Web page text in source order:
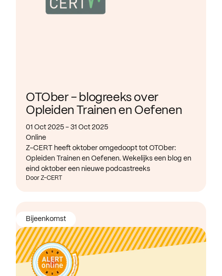
OTOber - blogreeks over
Opleiden Trainen en Oefenen
01 Oct 2025 - 31 Oct 2025
Online
Z-CERT heeft oktober omgedoopt tot OTOber:
Opleiden Trainen en Oefenen. Wekelijks een blog en
eind oktober een nieuwe podcastreeks
Door Z-CERT
Bijeenkomst